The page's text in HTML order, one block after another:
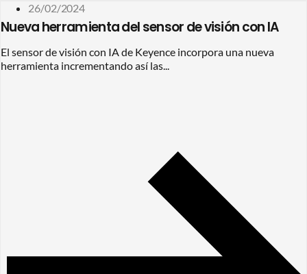
26/02/2024
Nueva herramienta del sensor de visión con IA
El sensor de visión con IA de Keyence incorpora una nueva
herramienta incrementando así las...